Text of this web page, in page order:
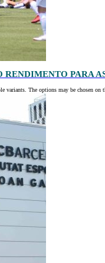
RENDIMENTO PARA
variants. The options may be chosen on